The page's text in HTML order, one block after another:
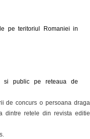
pe teritoriul Romaniei in
si public pe reteaua de
de concurs o persoana draga
dintre retele din revista editie